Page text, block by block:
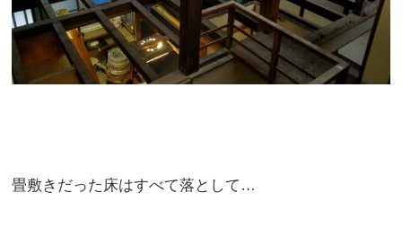
畳敷きだった床はすべて落として…